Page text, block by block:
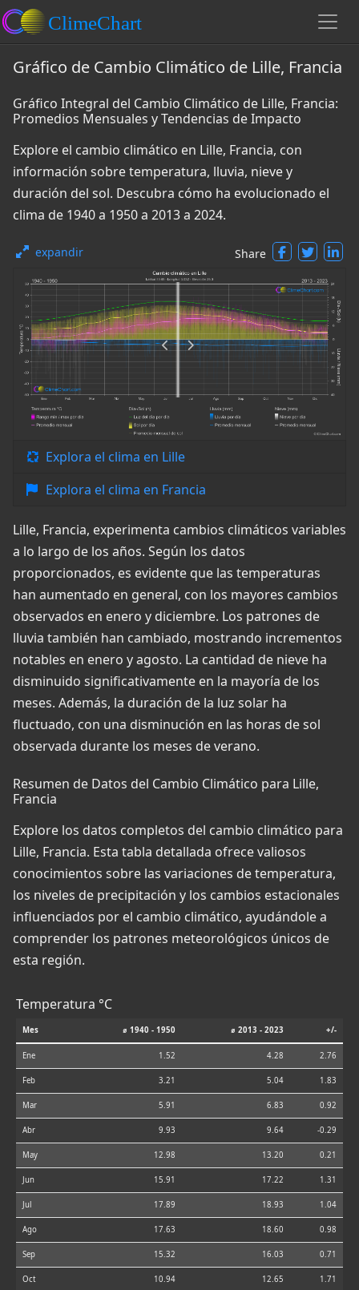
Gráfico de Cambio Climático de Lille, Francia
Gráfico Integral del Cambio Climático de Lille, Francia:
Promedios Mensuales y Tendencias de Impacto
Explore el cambio climático en Lille, Francia, con
información sobre temperatura, lluvia, nieve y
duración del sol. Descubra cómo ha evolucionado el
clima de 1940 a 1950 a 2013 a 2024.
expandir Share
Explora el clima en Lille
Explora el clima en Francia
Lille, Francia, experimenta cambios climáticos variables
a lo largo de los años. Según los datos
proporcionados, es evidente que las temperaturas
han aumentado en general, con los mayores cambios
observados en enero y diciembre. Los patrones de
lluvia también han cambiado, mostrando incrementos
notables en enero y agosto. La cantidad de nieve ha
disminuido significativamente en la mayoría de los
meses. Además, la duración de la luz solar ha
fluctuado, con una disminución en las horas de sol
observada durante los meses de verano.
Resumen de Datos del Cambio Climático para Lille,
Francia
Explore los datos completos del cambio climático para
Lille, Francia. Esta tabla detallada ofrece valiosos
conocimientos sobre las variaciones de temperatura,
los niveles de precipitación y los cambios estacionales
influenciados por el cambio climático, ayudándole a
comprender los patrones meteorológicos únicos de
esta región.
Temperatura °C
Mes ⌀ 1940 - 1950 ⌀ 2013 - 2023 +/-
Ene 1.52 4.28 2.76
Feb 3.21 5.04 1.83
Mar 5.91 6.83 0.92
Abr 9.93 9.64 -0.29
May 12.98 13.20 0.21
Jun 15.91 17.22 1.31
Jul 17.89 18.93 1.04
Ago 17.63 18.60 0.98
Sep 15.32 16.03 0.71
Oct 10.94 12.65 1.71